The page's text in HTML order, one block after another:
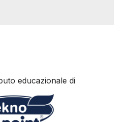
educazionale di